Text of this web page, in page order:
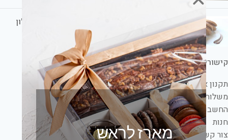
קינוחים לשבת חתן: הכי טעים ומתוק אצלכם בסלון
1 Comment
קישורים
תקנון אתר
משלוחים ושעות שירות לקוחות
החשבון שלי
חנות
צור קשר
מארז לראש